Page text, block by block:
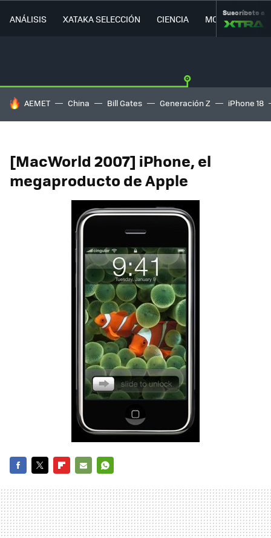
ANÁLISIS XATAKA SELECCIÓN CIENCIA MOVILIDAD
Suscríbete a
HOY SE HABLA DE
AEMET China Bill Gates Generación Z iPhone 18
[MacWorld 2007] iPhone, el
megaproducto de Apple
MAIL